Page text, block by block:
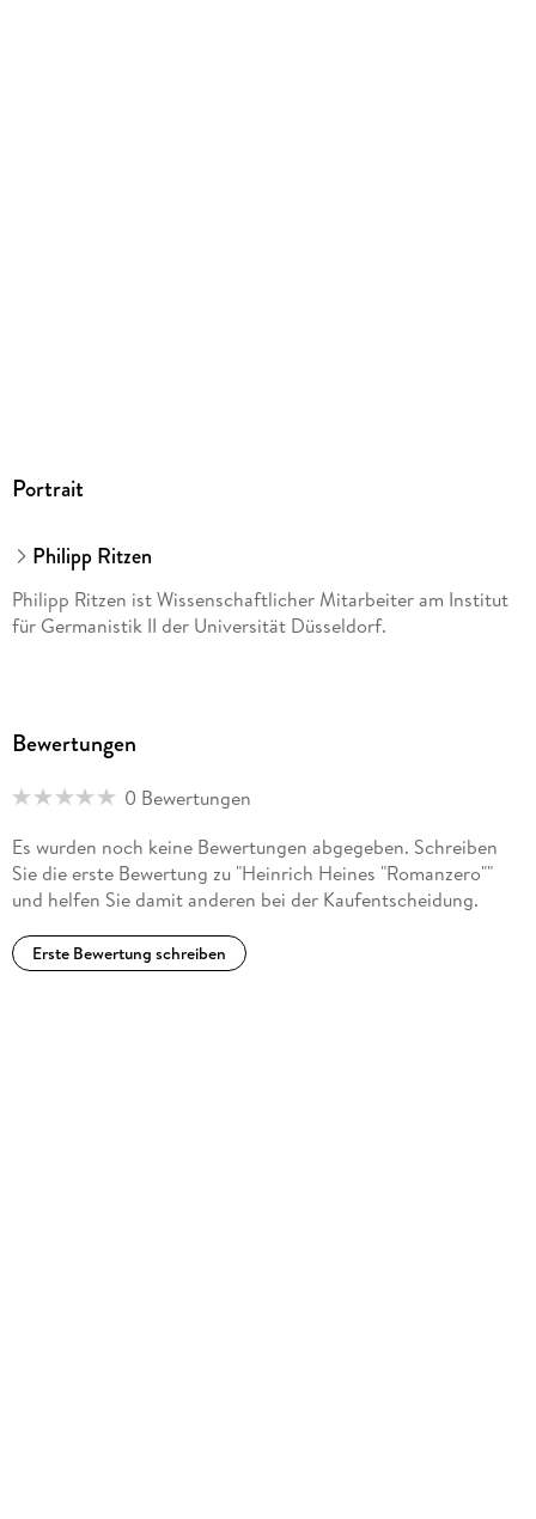
Portrait
Philipp Ritzen
Philipp Ritzen ist Wissenschaftlicher Mitarbeiter am Institut
für Germanistik II der Universität Düsseldorf.
Bewertungen
0 Bewertungen
Es wurden noch keine Bewertungen abgegeben. Schreiben
Sie die erste Bewertung zu "Heinrich Heines "Romanzero""
und helfen Sie damit anderen bei der Kaufentscheidung.
Erste Bewertung schreiben